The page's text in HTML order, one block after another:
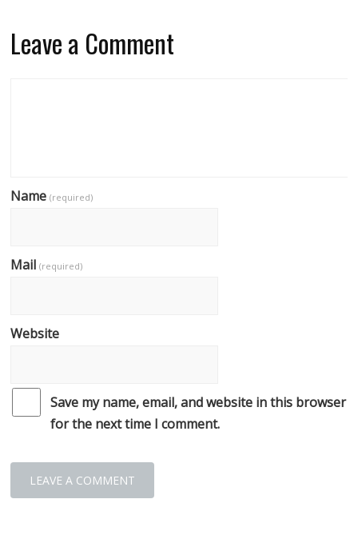
Leave a Comment
Name(required)
Mail(required)
Website
Save my name, email, and website in this browser
for the next time I comment.